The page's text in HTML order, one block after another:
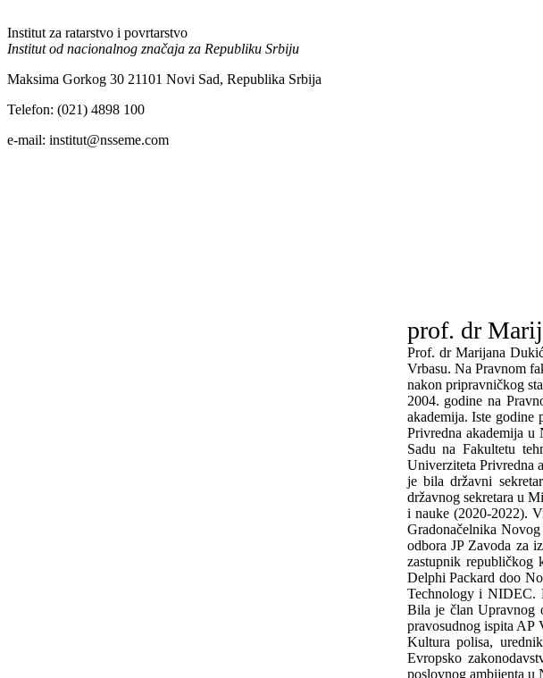
prof. dr
Prof. dr Marijana
Vrbasu. Na Pravnom
nakon pripravničkog
2004. godine na
akademija. Iste godine
Privredna akademija
Sadu na Fakultetu
Univerziteta Privredna
je bila državni
državnog sekretara u
i nauke (2020-2022).
Gradonačelnika
odbora JP Zavoda za
zastupnik republičkog
Delphi Packard doo
Technology i NIDEC.
Bila je član Upravnog
pravosudnog ispita AP
Kultura polisa,
Evropsko
poslovnog ambijenta u
Institut za ratarstvo i povrtarstvo
Institut od nacionalnog značaja za Republiku Srbiju
Maksima Gorkog 30 21101 Novi Sad, Republika Srbija
Telefon: (021) 4898 100
e-mail: institut@nsseme.com